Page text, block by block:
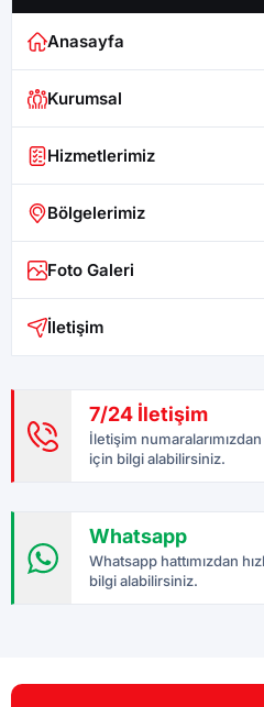
Anasayfa
Kurumsal
Hizmetlerimiz
Bölgelerimiz
Foto Galeri
İletişim
7/24 İletişim
İletişim numaralarımızdan
için bilgi alabilirsiniz.
Whatsapp
Whatsapp hattımızdan
bilgi alabilirsiniz.